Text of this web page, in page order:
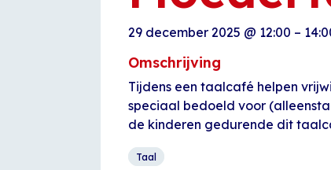
29 december 2025 @ 12:00 –
Omschrijving
Tijdens een taalcafé helpen
speciaal bedoeld voor
de kinderen gedurende dit
Taal